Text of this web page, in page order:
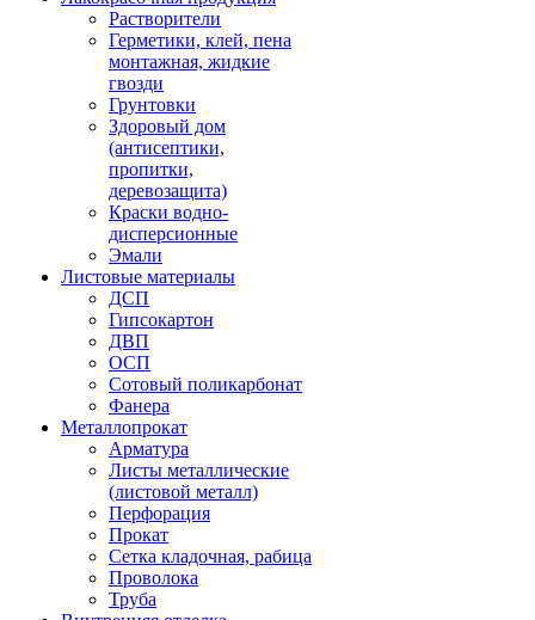
Растворители
Герметики, клей, пена
монтажная, жидкие
гвозди
Грунтовки
Здоровый дом
(антисептики,
пропитки,
деревозащита)
Краски водно-
дисперсионные
Эмали
Листовые материалы
ДСП
Гипсокартон
ДВП
ОСП
Сотовый поликарбонат
Фанера
Металлопрокат
Арматура
Листы металлические
(листовой металл)
Перфорация
Прокат
Сетка кладочная, рабица
Проволока
Труба